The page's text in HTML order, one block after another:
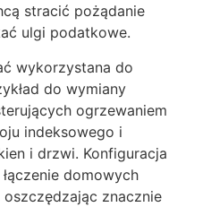
stracić pożądanie
ulgi podatkowe.
wykorzystana do
do wymiany
ogrzewaniem
indeksowego i
i drzwi. Konfiguracja
domowych
znacznie